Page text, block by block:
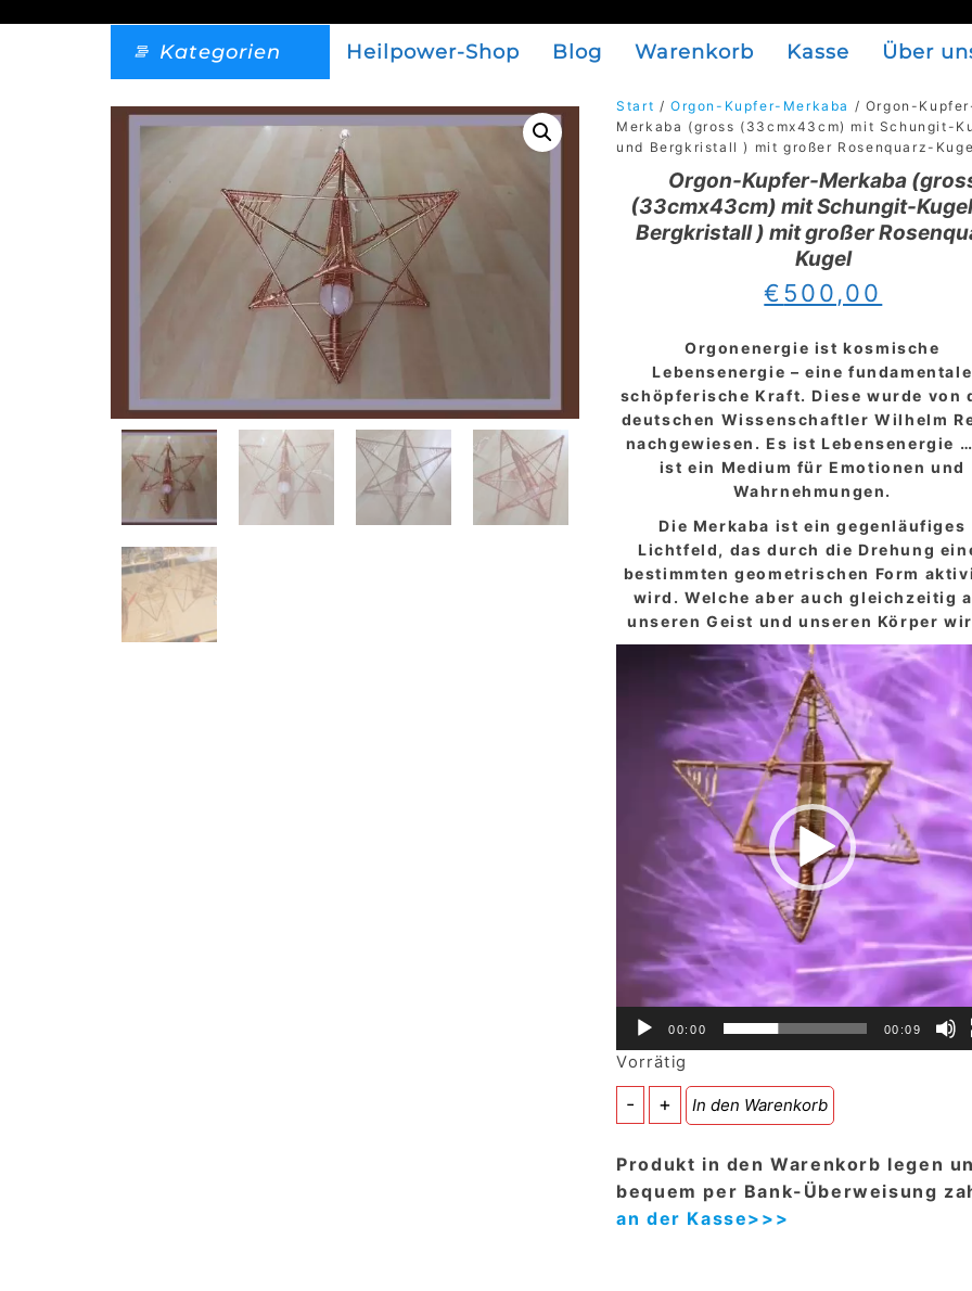
Kategorien Heilpower-Shop Blog Warenkorb Kasse Über
Start / Orgon-Kupfer-Merkaba / Orgon-
Merkaba (gross (33cmx43cm) mit Schungit-
und Bergkristall ) mit großer Rosenquarz-
Orgon-Kupfer-Merkaba
(33cmx43cm) mit Schungit-
Bergkristall ) mit großer
Kugel
€500,00
Orgonenergie ist kosmische
Lebensenergie – eine fundamentale
schöpferische Kraft. Diese wurde von
deutschen Wissenschaftler Wilhelm
nachgewiesen. Es ist Lebensenergie
ist ein Medium für Emotionen und
Wahrnehmungen.
Die Merkaba ist ein gegenläufiges
Lichtfeld, das durch die Drehung
bestimmten geometrischen Form
wird. Welche aber auch gleichzeitig
unseren Geist und unseren Körper
Video-
Player
00:00 00:09
Vorrätig
-
Orgon-
Kupfer-
Merkaba
(33cmx43cm)
mit
+ In den Warenkorb
Produkt in den Warenkorb legen
bequem per Bank-Überweisung
an der Kasse>>>